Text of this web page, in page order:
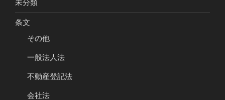
未分類
条文
その他
一般法人法
不動産登記法
会社法